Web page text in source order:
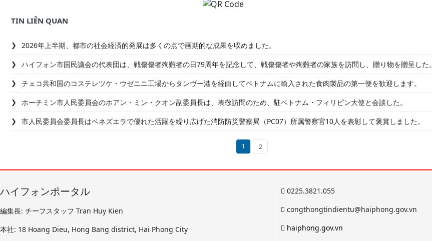
TIN LIÊN QUAN
2026年上半期、都市の社会経済的発展は多くの点で画期的な成果を収めました。
ハイフォン市国民議会の代表団は、戦傷傷者殉難者の日79周年を記念して、戦傷傷者や殉難者の家族を訪問し、贈り物を贈呈した。
チェコ共和国のコステレツケ・ウゼニニ工場からタンヴー港を経由してベトナムに輸入された食肉製品の第一便を歓迎します。
ホーチミン市人民委員会のホアン・ミン・クオン副委員長は、表敬訪問のため、駐ベトナム・フィリピン大使と会談した。
市人民委員会委員長はベネズエラで優れた活躍を繰り広げた消防防災警察局（PC07）所属警察官10人を表彰して褒賞しました。
1 2
ハイフォンポータル
編集長: チーフスタッフ Tran Huy Kien
本社: 18 Hoang Dieu, Hong Bang district, Hai Phong City
0225.3821.055
congthongtindientu@haiphong.gov.vn
haiphong.gov.vn